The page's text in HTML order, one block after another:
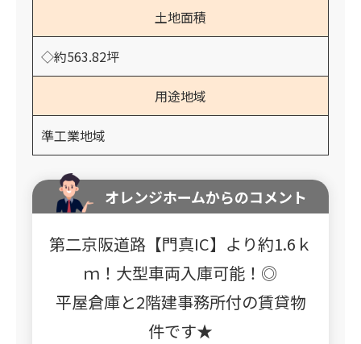
土地面積
◇約563.82坪
用途地域
準工業地域
オレンジホームからのコメント
第二京阪道路【門真IC】より約1.6ｋ
ｍ！大型車両入庫可能！◎
平屋倉庫と2階建事務所付の賃貸物
件です★